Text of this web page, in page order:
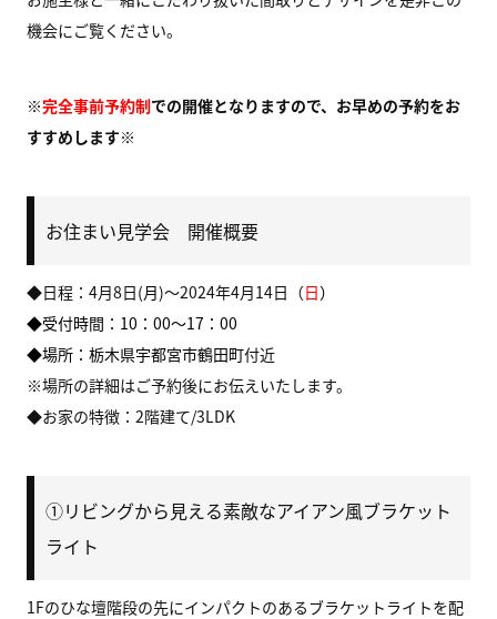
機会にご覧ください。
※完全事前予約制での開催となりますので、お早めの予約をお
すすめします※
お住まい見学会 開催概要
◆日程：4月8日(月)～2024年4月14日（日）
◆受付時間：10：00～17：00
◆場所：栃木県宇都宮市鶴田町付近
※場所の詳細はご予約後にお伝えいたします。
◆お家の特徴：2階建て/3LDK
①リビングから見える素敵なアイアン風ブラケット
ライト
1Fのひな壇階段の先にインパクトのあるブラケットライトを配